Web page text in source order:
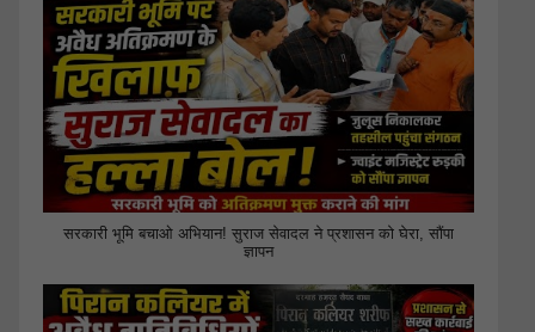
सरकारी भूमि बचाओ अभियान! सुराज सेवादल ने प्रशासन को घेरा, सौंपा
ज्ञापन